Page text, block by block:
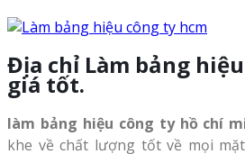
Địa chỉ Làm bảng
giá tốt.
làm bảng hiệu công ty hồ chí
khe về chất lượng tốt về mọi